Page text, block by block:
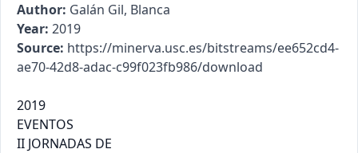
Author: Galán Gil, Blanca
Year: 2019
Source: https://minerva.usc.es/bitstreams/ee652cd4-
ae70-42d8-adac-c99f023fb986/download
2019
EVENTOS
II JORNADAS DE